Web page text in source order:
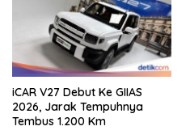
iCAR V27 Debut Ke GIIAS
2026, Jarak Tempuhnya
Tembus 1.200 Km